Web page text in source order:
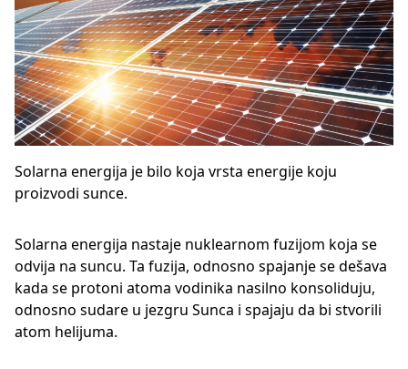
Solarna energija je bilo koja vrsta energije koju
proizvodi sunce.
Solarna energija nastaje nuklearnom fuzijom koja se
odvija na suncu. Ta fuzija, odnosno spajanje se dešava
kada se protoni atoma vodinika nasilno konsoliduju,
odnosno sudare u jezgru Sunca i spajaju da bi stvorili
atom helijuma.